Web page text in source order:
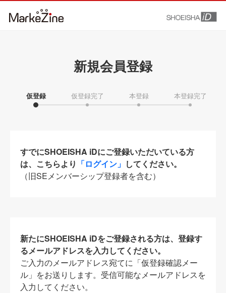
新規会員登録
仮登録 仮登録完了 本登録 本登録完了
すでにSHOEISHA iDにご登録いただいている方
は、こちらより 「ログイン」 してください。
（旧SEメンバーシップ登録者を含む）
新たにSHOEISHA iDをご登録される方は、登録す
るメールアドレスを入力してください。
ご入力のメールアドレス宛てに「仮登録確認メー
ル」をお送りします。受信可能なメールアドレスを
入力してください。